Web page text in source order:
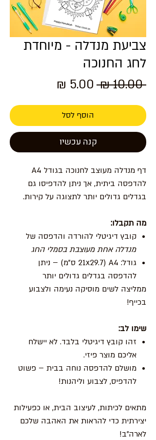
צביעת מנדלה - מיוחדת
לחג החנוכה
‏10.00 ‏₪
מחיר
רגיל
מבצע
הוסף לסל
קנה עכשיו
דף מנדלה מעוצב לחנוכה בגודל A4
להדפסה ביתית, אך ניתן להדפיסו גם
בגדלים גדולים יותר לתצוגה על קירות.
מה תקבלו:
קובץ דיגיטלי להורדה והדפסה של
מנדלה אחת מעוצבת בסמלי החג
גודל: A4 (21x29.7 ס"מ) – ניתן
להדפסה בגדלים גדולים יותר
ממליצה לשים מוסיקה נעימה ולצבוע
בכייף!
שימו לב:
זהו קובץ דיגיטלי בלבד. לא יישלח
אליכם מוצר פיזי.
מושלם להדפסה נוחה בבית – פשוט
להדפיס, לצבוע וליהנות!
מתאים לכיתות, לעיצוב הבית, או כפעילות
יצירתית כדי להראות את האהבה שלכם
לארה"ב!